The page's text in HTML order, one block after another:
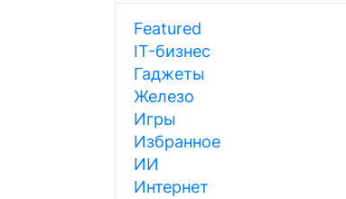
Featured
IT-бизнес
Гаджеты
Железо
Игры
Избранное
ИИ
Интернет